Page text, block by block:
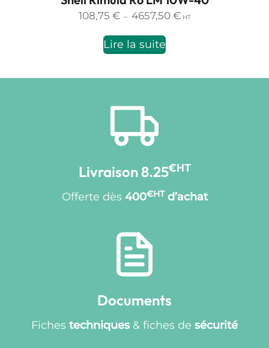
108,75 € – 4657,50 €Plage
HT
Lire la suite
Livraison 8.25€HT
Offerte dès 400€HT d’achat
Documents
Fiches techniques& fiches de sécurité